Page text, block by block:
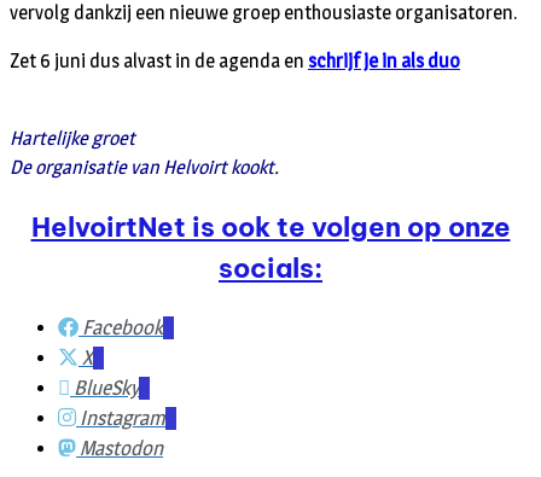
vervolg dankzij een nieuwe groep enthousiaste organisatoren.
Zet 6 juni dus alvast in de agenda en schrijf je in als duo
Hartelijke groet
De organisatie van Helvoirt kookt.
HelvoirtNet is ook te volgen op onze
socials:
Facebook
X
BlueSky
Instagram
Mastodon